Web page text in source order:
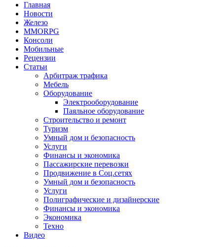
Главная
Новости
Железо
MMORPG
Консоли
Мобильные
Рецензии
Статьи
Арбитраж трафика
Мебель
Оборудование
Электрооборудование
Паяльное оборудование
Строительство и ремонт
Туризм
Умный дом и безопасность
Услуги
Финансы и экономика
Пассажирские перевозки
Продвижение в Соц.сетях
Умный дом и безопасность
Услуги
Полиграфические и дизайнерские
Финансы и экономика
Экономика
Техно
Видео